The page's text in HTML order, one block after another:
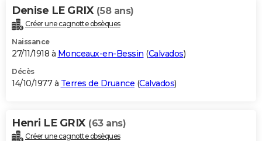
Denise LE GRIX (58 ans)
Créer une cagnotte obsèques
Naissance
27/11/1918 à Monceaux-en-Bessin (Calvados)
Décès
14/10/1977 à Terres de Druance (Calvados)
Henri LE GRIX (63 ans)
Créer une cagnotte obsèques